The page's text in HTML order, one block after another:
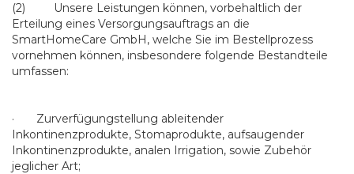
(2) Unsere Leistungen können, vorbehaltlich der
Erteilung eines Versorgungsauftrags an die
SmartHomeCare GmbH, welche Sie im Bestellprozess
vornehmen können, insbesondere folgende Bestandteile
umfassen:
· Zurverfügungstellung ableitender
Inkontinenzprodukte, Stomaprodukte, aufsaugender
Inkontinenzprodukte, analen Irrigation, sowie Zubehör
jeglicher Art;